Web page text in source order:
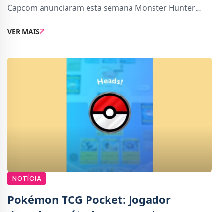
Capcom anunciaram esta semana Monster Hunter
VER MAIS
NOTÍCIA
Pokémon TCG Pocket: Jogador